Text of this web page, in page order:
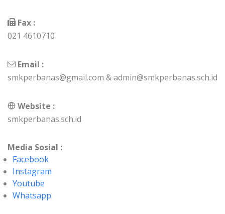
Fax :
021 4610710
Email :
smkperbanas@gmail.com & admin@smkperbanas.sch.id
Website :
smkperbanas.sch.id
Media Sosial :
Facebook
Instagram
Youtube
Whatsapp